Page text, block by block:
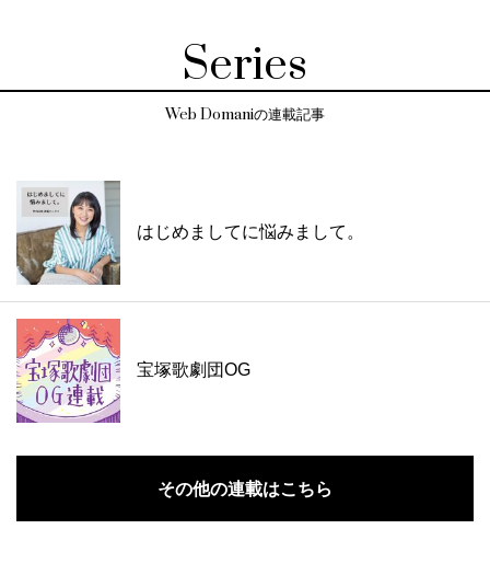
Series
Web Domaniの連載記事
はじめましてに悩みまして。
宝塚歌劇団OG
その他の連載はこちら